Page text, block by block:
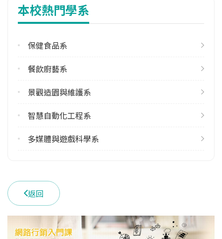
本校熱門學系
保健食品系
餐飲廚藝系
景觀造園與維護系
智慧自動化工程系
多媒體與遊戲科學系
返回